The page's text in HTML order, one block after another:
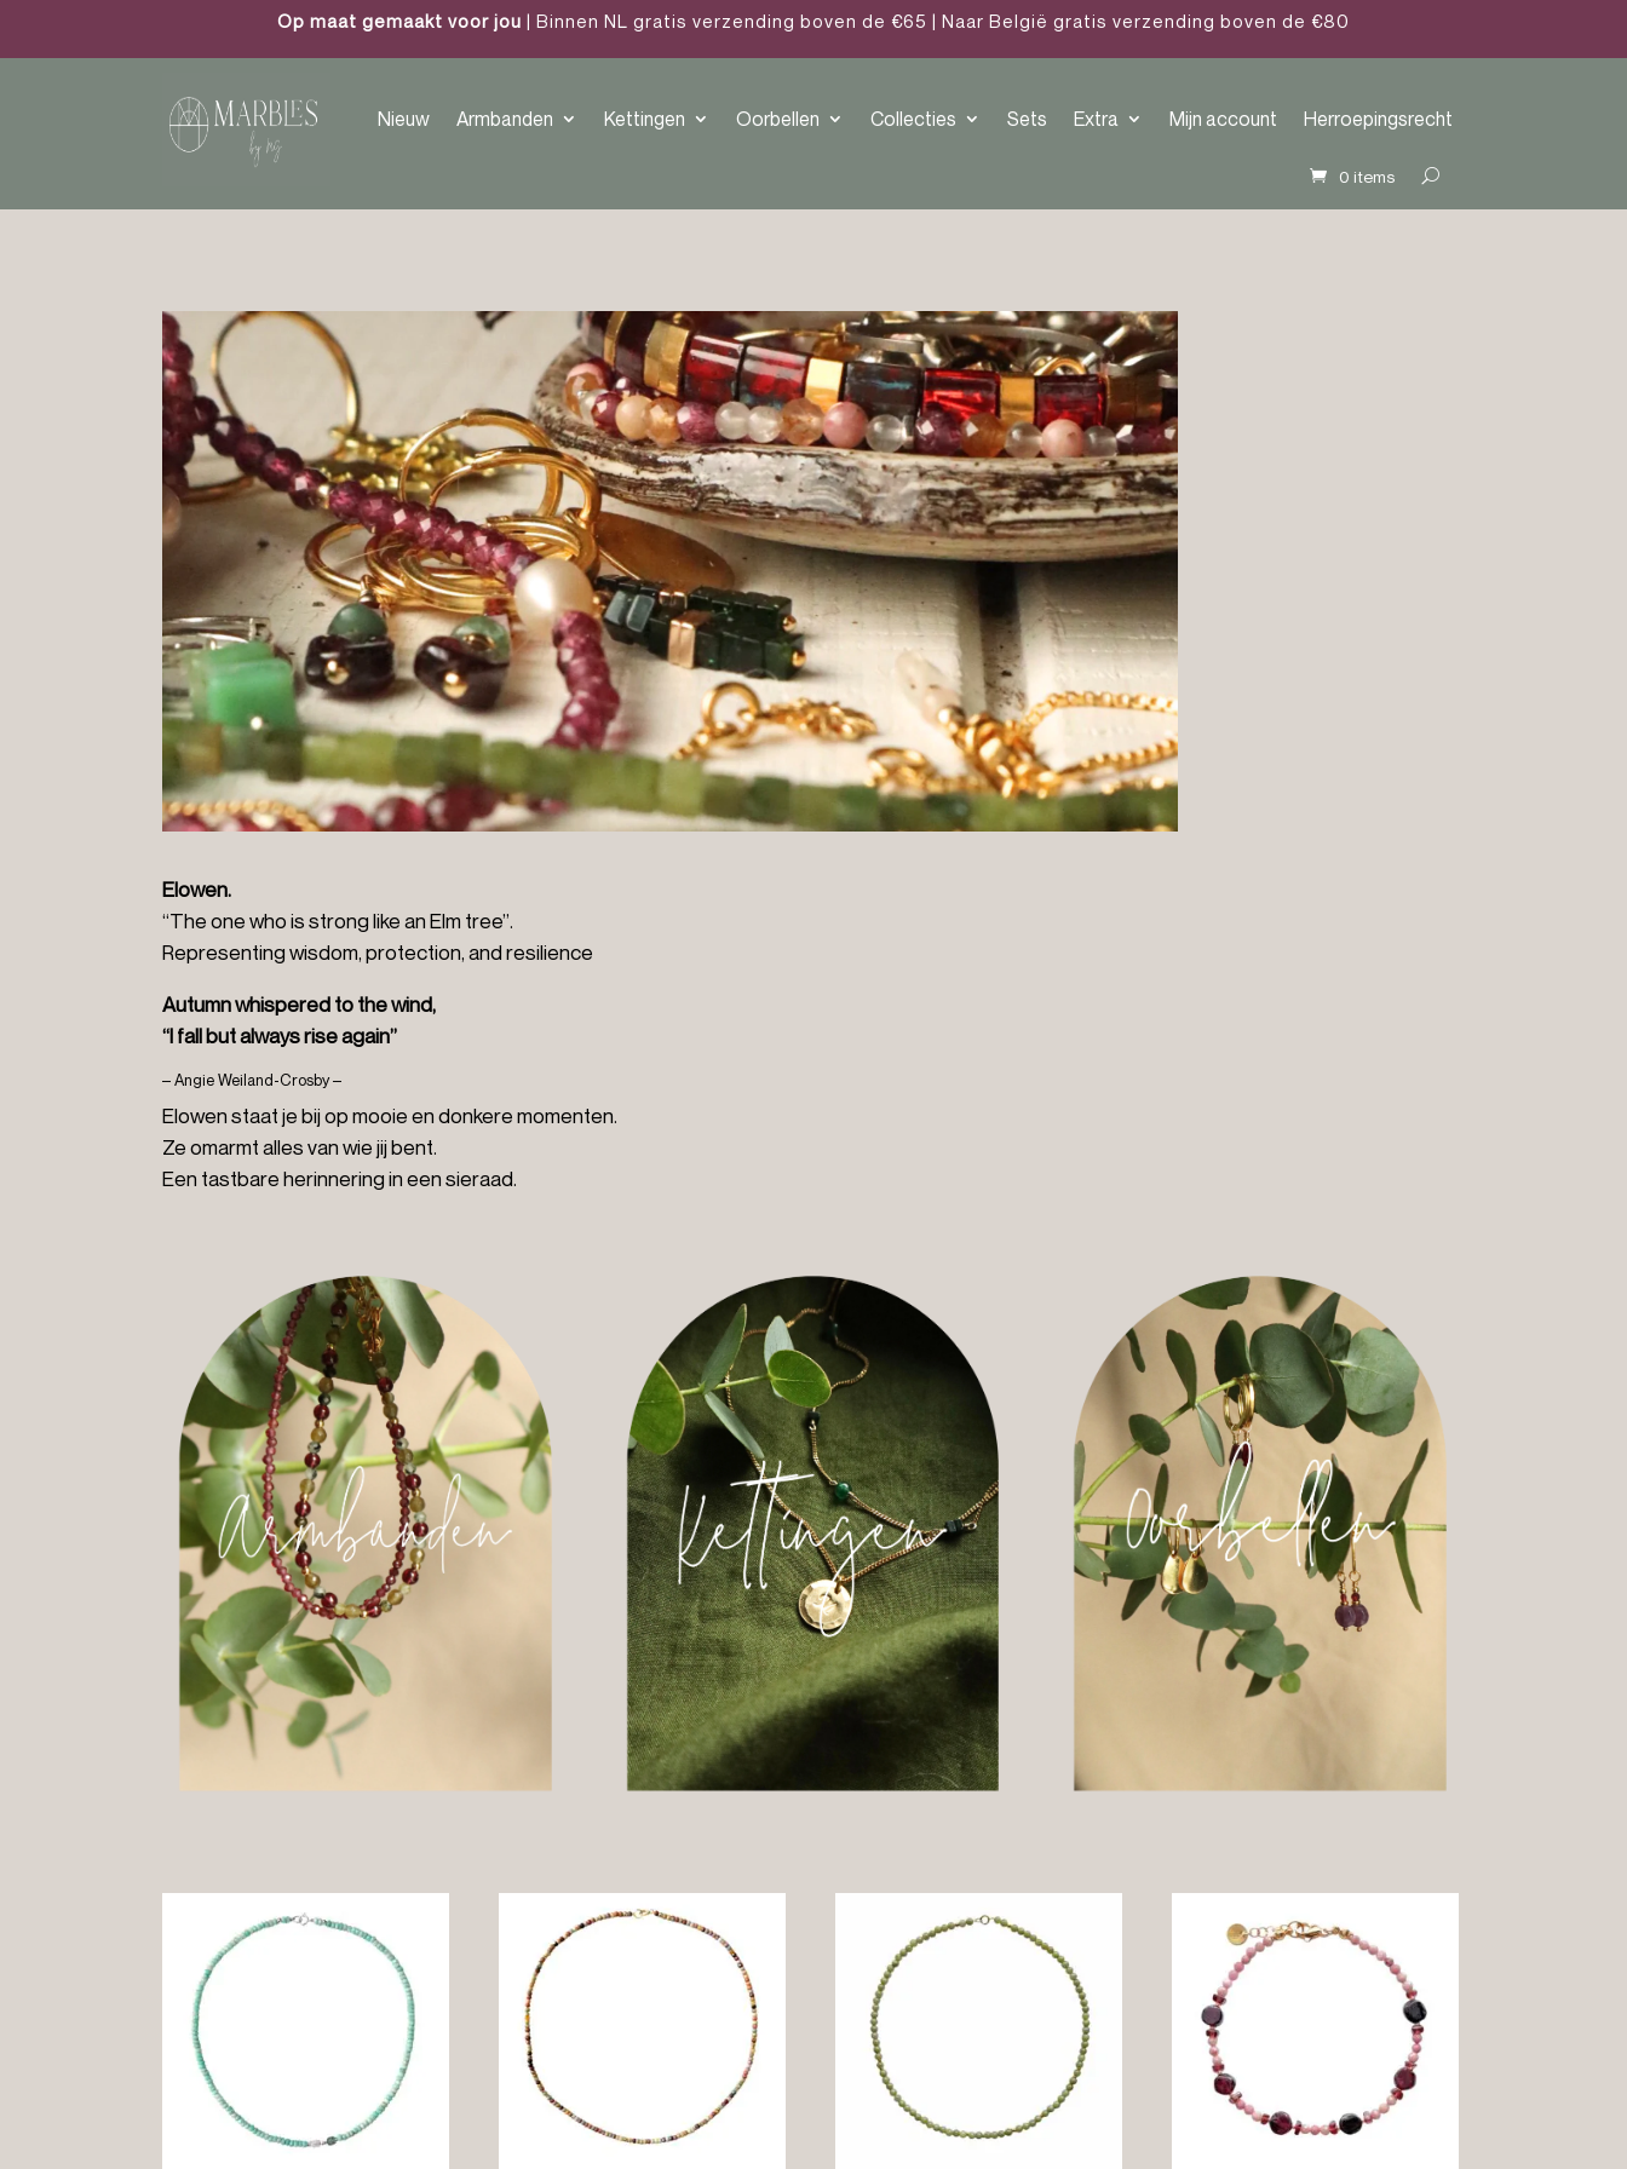
Op maat gemaakt voor jou | Binnen NL gratis verzending boven de €65 | Naar België gratis verzending boven de €80
Nieuw Armbanden Kettingen Oorbellen Collecties Sets Extra Mijn account Herroepingsrecht
0 items
Elowen.
“The one who is strong like an Elm tree”.
Representing wisdom, protection, and resilience
Autumn whispered to the wind,
“I fall but always rise again”
– Angie Weiland-Crosby –
Elowen staat je bij op mooie en donkere momenten.
Ze omarmt alles van wie jij bent.
Een tastbare herinnering in een sieraad.